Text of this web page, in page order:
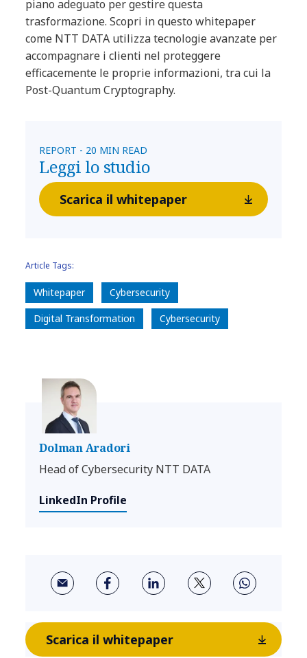
piano adeguato per gestire questa
trasformazione. Scopri in questo whitepaper
come NTT DATA utilizza tecnologie avanzate per
accompagnare i clienti nel proteggere
efficacemente le proprie informazioni, tra cui la
Post-Quantum Cryptography.
REPORT - 20 MIN READ
Leggi lo studio
Scarica il whitepaper
Article Tags:
Whitepaper
Cybersecurity
Digital Transformation
Cybersecurity
Dolman Aradori
Head of Cybersecurity NTT DATA
LinkedIn Profile
Scarica il whitepaper